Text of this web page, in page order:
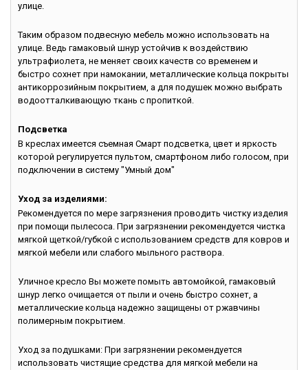
улице.
Таким образом подвесную мебель можно использовать на
улице. Ведь гамаковый шнур устойчив к воздействию
ультрафиолета, не меняет своих качеств со временем и
быстро сохнет при намокании, металлические кольца покрыты
антикоррозийным покрытием, а для подушек можно выбрать
водоотталкивающую ткань с пропиткой.
Подсветка
В креслах имеется съемная Смарт подсветка, цвет и яркость
которой регулируется пультом, смартфоном либо голосом, при
подключении в систему "Умный дом"
Уход за изделиями:
Рекомендуется по мере загрязнения проводить чистку изделия
при помощи пылесоса. При загрязнении рекомендуется чистка
мягкой щеткой/губкой с использованием средств для ковров и
мягкой мебели или слабого мыльного раствора.
Уличное кресло Вы можете помыть автомойкой, гамаковый
шнур легко очищается от пыли и очень быстро сохнет, а
металлические кольца надежно защищены от ржавчины
полимерным покрытием.
Уход за подушками: При загрязнении рекомендуется
использовать чистящие средства для мягкой мебели на